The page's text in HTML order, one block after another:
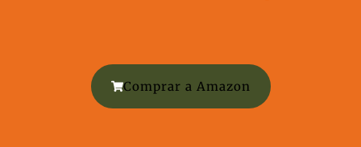
Comprar a Amazon